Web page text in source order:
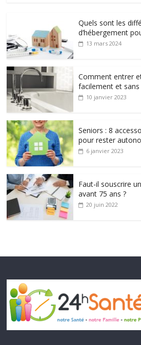
Quels sont les
d’hébergement
13 mars 2024
Comment entrer
facilement et sans
10 janvier 2023
Seniors : 8
pour rester
6 janvier 2023
Faut-il souscrire
avant 75 ans ?
20 juin 2022